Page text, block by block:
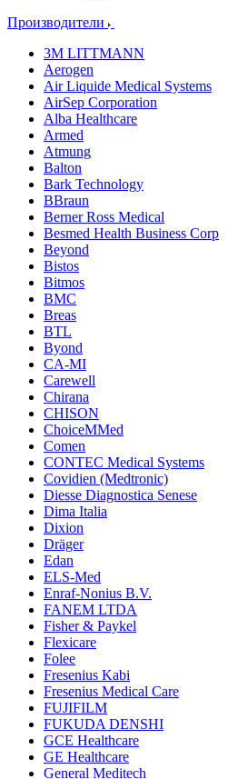
Производители
3M LITTMANN
Aerogen
Air Liquide Medical Systems
AirSep Corporation
Alba Healthcare
Armed
Atmung
Balton
Bark Technology
BBraun
Berner Ross Medical
Besmed Health Business Corp
Beyond
Bistos
Bitmos
BMC
Breas
BTL
Byond
CA-MI
Carewell
Chirana
CHISON
ChoiceMMed
Comen
CONTEC Medical Systems
Covidien (Medtronic)
Diesse Diagnostica Senese
Dima Italia
Dixion
Dräger
Edan
ELS-Med
Enraf-Nonius B.V.
FANEM LTDA
Fisher & Paykel
Flexicare
Folee
Fresenius Kabi
Fresenius Medical Care
FUJIFILM
FUKUDA DENSHI
GCE Healthcare
GE Healthcare
General Meditech